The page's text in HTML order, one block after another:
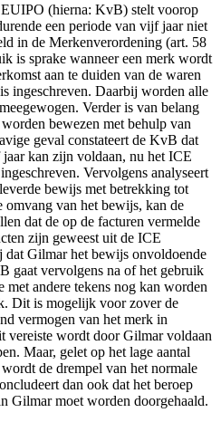
(hierna: KvB) stelt voorop
een periode van vijf jaar niet
in de Merkenverordening (art. 58
is sprake wanneer een merk wordt
aan te duiden van de waren
ingeschreven. Daarbij worden alle
Verder is van belang
bewezen met behulp van
geval constateert de KvB dat
kan zijn voldaan, nu het ICE
Vervolgens analyseert
bewijs met betrekking tot
omvang van het bewijs, kan de
dat de op de facturen vermelde
zijn geweest uit de ICE
dat Gilmar het bewijs onvoldoende
gaat vervolgens na of het gebruik
andere tekens nog kan worden
Dit is mogelijk voor zover de
vermogen van het merk in
vereiste wordt door Gilmar voldaan
Maar, gelet op het lage aantal
de drempel van het normale
dan ook dat het beroep
Gilmar moet worden doorgehaald.